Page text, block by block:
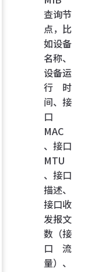
查询节
点，比
如设备
名称、
设备运
行时
间、接
口
MAC
、接口
MTU
、接口
描述、
接口收
发报文
数（接
口流
量）、